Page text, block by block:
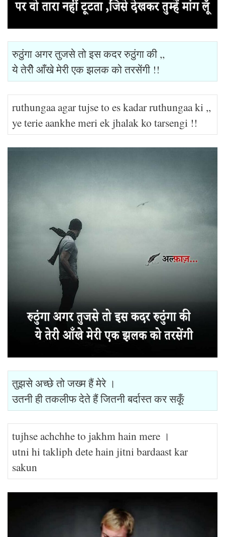
रुठुंगा अगर तुजसे तो इस कदर रुठुंगा की ,,
ये तेरीे आँखे मेरी एक झलक को तरसेंगी !!
ruthungaa agar tujse to es kadar ruthungaa ki ,,
ye terie aankhe meri ek jhalak ko tarsengi !!
तुझसे अच्छे तो जख्म हैं मेरे ।
उतनी ही तकलीफ देते हैं जितनी बर्दास्त कर सकूँ
tujhse achchhe to jakhm hain mere ।
utni hi takliph dete hain jitni bardaast kar
sakun